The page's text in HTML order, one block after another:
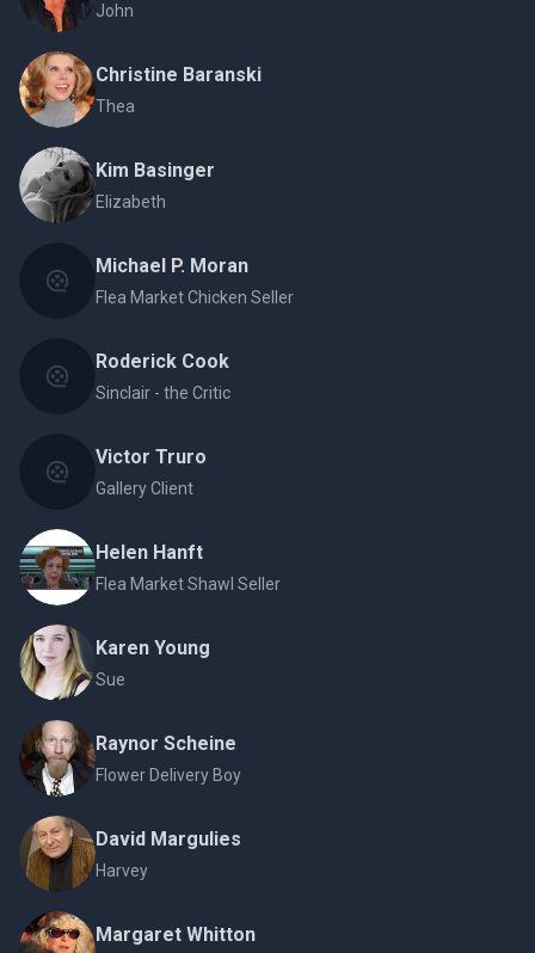
John
Christine Baranski
Thea
Kim Basinger
Elizabeth
Michael P. Moran
Flea Market Chicken Seller
Roderick Cook
Sinclair - the Critic
Victor Truro
Gallery Client
Helen Hanft
Flea Market Shawl Seller
Karen Young
Sue
Raynor Scheine
Flower Delivery Boy
David Margulies
Harvey
Margaret Whitton